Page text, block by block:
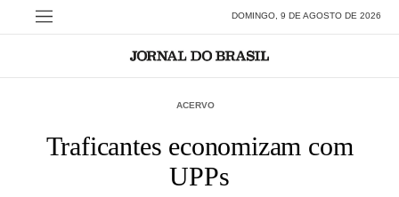
DOMINGO, 9 DE AGOSTO DE 2026
ACERVO
Traficantes economizam com
UPPs